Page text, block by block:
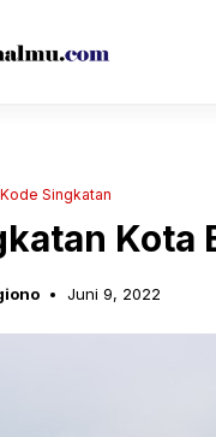
Kode Singkatan
Kota
Juni 9, 2022